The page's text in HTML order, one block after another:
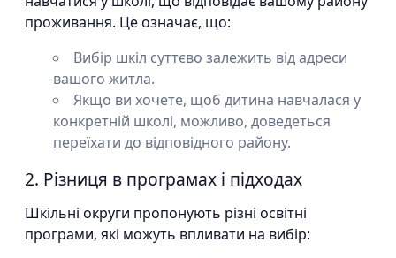
проживання. Це означає, що:
Вибір шкіл суттєво залежить від адреси
вашого житла.
Якщо ви хочете, щоб дитина навчалася у
конкретній школі, можливо, доведеться
переїхати до відповідного району.
2. Різниця в програмах і підходах
Шкільні округи пропонують різні освітні
програми, які можуть впливати на вибір: